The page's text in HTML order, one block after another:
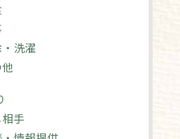
洗濯
手